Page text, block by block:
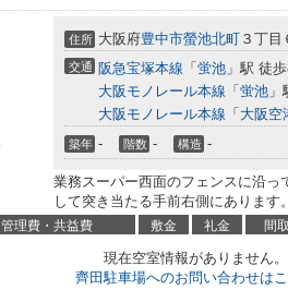
住所 大阪府豊中市螢池北町 ３丁目
交通 阪急宝塚本線 「 蛍池 」駅 徒
大阪モノレール本線 「 蛍池
大阪モノレール本線 「 大阪空
築年 - 階数 - 構造 -
業務スーパー西面のフェンスに沿
して突き当たる手前右側にあります。
管理費・共益費 敷金 礼金 間
現在空室情報がありません。
齊田駐車場へのお問い合わせは